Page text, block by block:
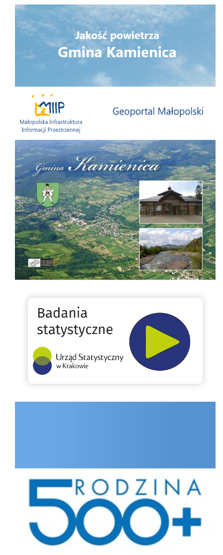
Małopolska Infrastruktura Informacji Przestrzennej
Folder Gminy Kamienica